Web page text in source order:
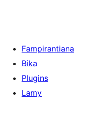
Fampirantiana
Bika
Plugins
Lamy